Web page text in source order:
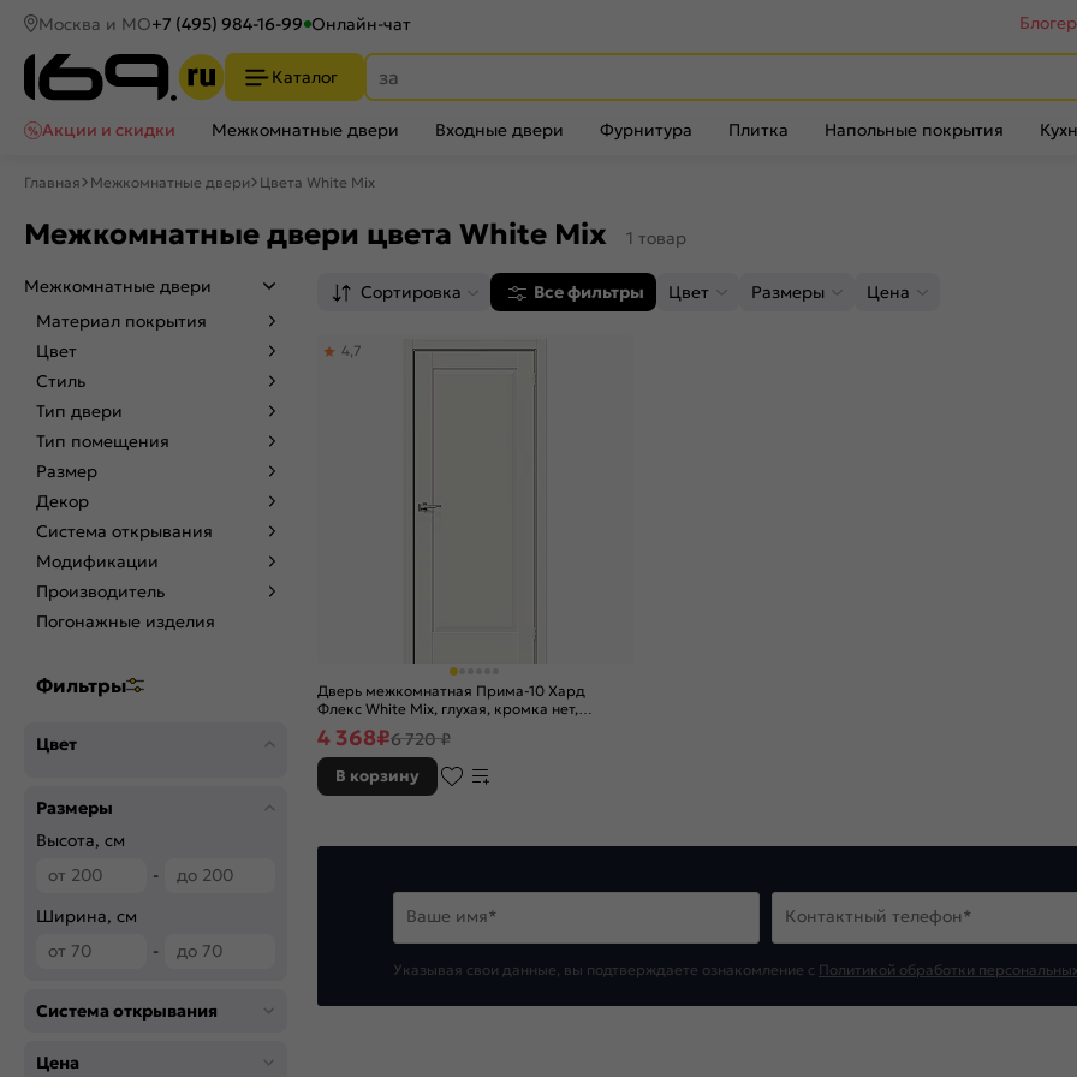
Москва и МО+7 (495) 984-16-99 Онлайн-чат
Каталог
Акции и скидки
Межкомнатные двери Входные двери Фурнитура Плитка Напольные покрытия
Главная Межкомнатные двери Цвета White Mix
Межкомнатные двери цвета White Mix 1 товар
Межкомнатные двери
Материал покрытия
Цвет
Стиль
Тип двери
Тип помещения
Размер
Декор
Система открывания
Модификации
Производитель
Погонажные изделия
Фильтры
Цвет
Размеры
Высота, см
-
Ширина, см
-
Система открывания
Цена
Сортировка Все фильтры Цвет Размеры Цена
Дверь межкомнатная Прима-10 Хард
Флекс White Mix, глухая, кромка нет,
царговая
4,7
4 368₽6 720 ₽
В корзину
Ваше имя* Контактный телефон*
Указывая свои данные, вы подтверждаете ознакомление c Политикой обработки